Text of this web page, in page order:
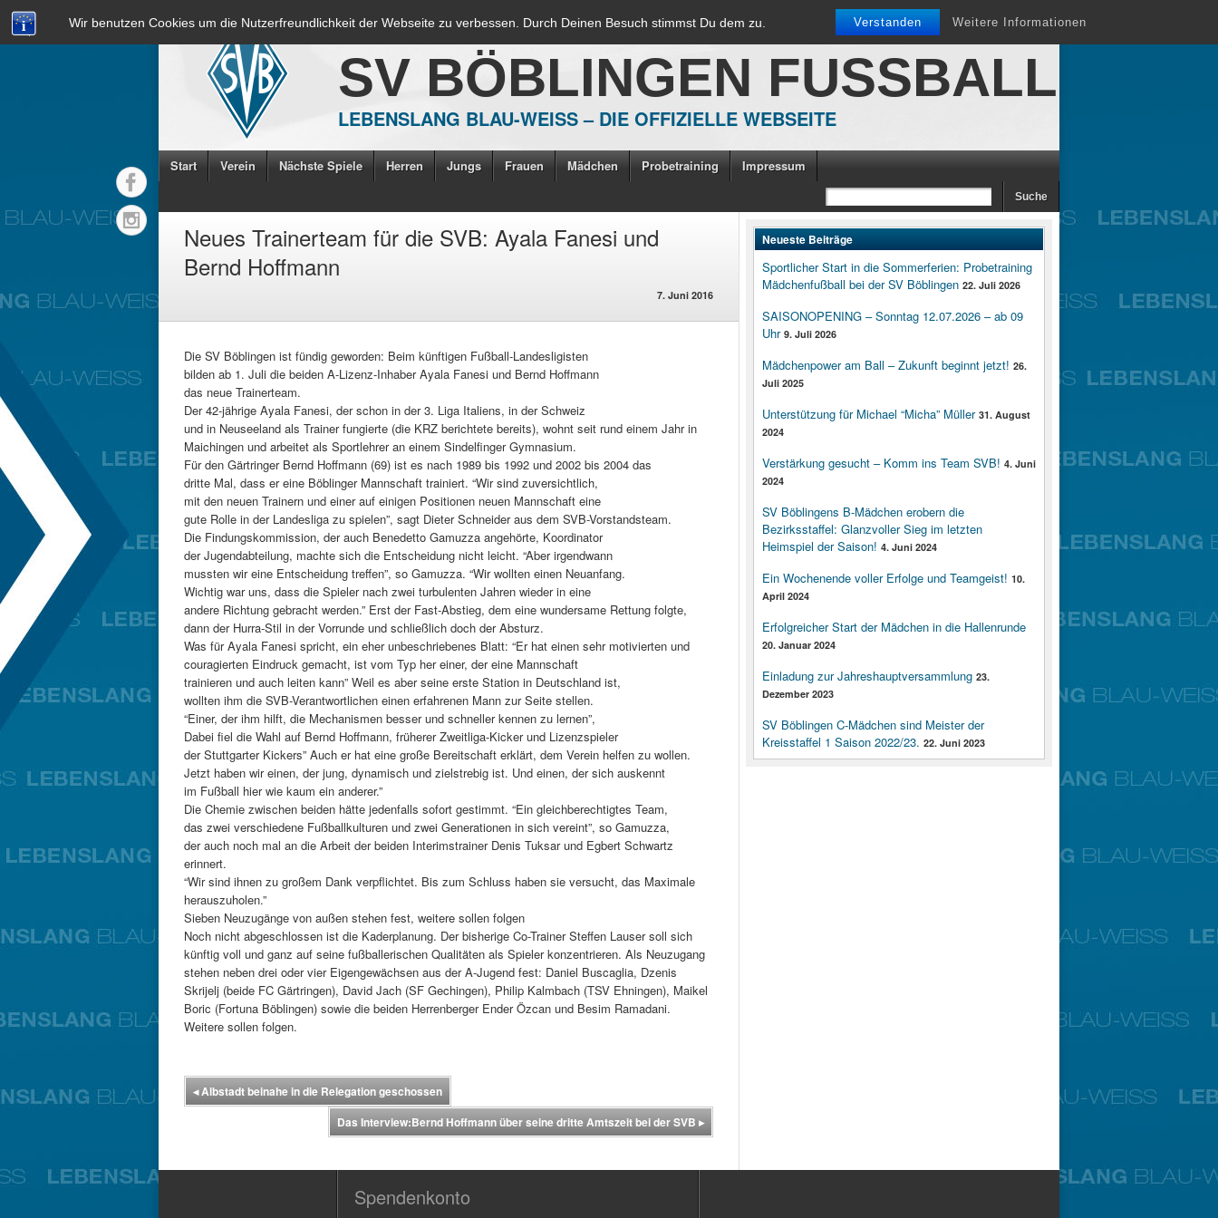
Wir benutzen Cookies um die Nutzerfreundlichkeit der Webseite zu verbessen. Durch Deinen Besuch stimmst Du dem zu. Verstanden Weitere Informationen
SV BÖBLINGEN FUSSBALL
LEBENSLANG BLAU-WEISS – DIE OFFIZIELLE WEBSEITE
Start Verein Nächste Spiele Herren Jungs Frauen Mädchen Probetraining Impressum
Neues Trainerteam für die SVB: Ayala Fanesi und
Bernd Hoffmann
7. Juni 2016
Die SV Böblingen ist fündig geworden: Beim künftigen Fußball-Landesligisten
bilden ab 1. Juli die beiden A-Lizenz-Inhaber Ayala Fanesi und Bernd Hoffmann
das neue Trainerteam.
Der 42-jährige Ayala Fanesi, der schon in der 3. Liga Italiens, in der Schweiz
und in Neuseeland als Trainer fungierte (die KRZ berichtete bereits), wohnt seit rund einem Jahr in
Maichingen und arbeitet als Sportlehrer an einem Sindelfinger Gymnasium.
Für den Gärtringer Bernd Hoffmann (69) ist es nach 1989 bis 1992 und 2002 bis 2004 das
dritte Mal, dass er eine Böblinger Mannschaft trainiert. “Wir sind zuversichtlich,
mit den neuen Trainern und einer auf einigen Positionen neuen Mannschaft eine
gute Rolle in der Landesliga zu spielen”, sagt Dieter Schneider aus dem SVB-Vorstandsteam.
Die Findungskommission, der auch Benedetto Gamuzza angehörte, Koordinator
der Jugendabteilung, machte sich die Entscheidung nicht leicht. “Aber irgendwann
mussten wir eine Entscheidung treffen”, so Gamuzza. “Wir wollten einen Neuanfang.
Wichtig war uns, dass die Spieler nach zwei turbulenten Jahren wieder in eine
andere Richtung gebracht werden.” Erst der Fast-Abstieg, dem eine wundersame Rettung folgte,
dann der Hurra-Stil in der Vorrunde und schließlich doch der Absturz.
Was für Ayala Fanesi spricht, ein eher unbeschriebenes Blatt: “Er hat einen sehr motivierten und
couragierten Eindruck gemacht, ist vom Typ her einer, der eine Mannschaft
trainieren und auch leiten kann” Weil es aber seine erste Station in Deutschland ist,
wollten ihm die SVB-Verantwortlichen einen erfahrenen Mann zur Seite stellen.
“Einer, der ihm hilft, die Mechanismen besser und schneller kennen zu lernen”,
Dabei fiel die Wahl auf Bernd Hoffmann, früherer Zweitliga-Kicker und Lizenzspieler
der Stuttgarter Kickers” Auch er hat eine große Bereitschaft erklärt, dem Verein helfen zu wollen.
Jetzt haben wir einen, der jung, dynamisch und zielstrebig ist. Und einen, der sich auskennt
im Fußball hier wie kaum ein anderer.”
Die Chemie zwischen beiden hätte jedenfalls sofort gestimmt. “Ein gleichberechtigtes Team,
das zwei verschiedene Fußballkulturen und zwei Generationen in sich vereint”, so Gamuzza,
der auch noch mal an die Arbeit der beiden Interimstrainer Denis Tuksar und Egbert Schwartz
erinnert.
“Wir sind ihnen zu großem Dank verpflichtet. Bis zum Schluss haben sie versucht, das Maximale
herauszuholen.”
Sieben Neuzugänge von außen stehen fest, weitere sollen folgen
Noch nicht abgeschlossen ist die Kaderplanung. Der bisherige Co-Trainer Steffen Lauser soll sich
künftig voll und ganz auf seine fußballerischen Qualitäten als Spieler konzentrieren. Als Neuzugang
stehen neben drei oder vier Eigengewächsen aus der A-Jugend fest: Daniel Buscaglia, Dzenis
Skrijelj (beide FC Gärtringen), David Jach (SF Gechingen), Philip Kalmbach (TSV Ehningen), Maikel
Boric (Fortuna Böblingen) sowie die beiden Herrenberger Ender Özcan und Besim Ramadani.
Weitere sollen folgen.
◂Albstadt beinahe in die Relegation geschossen
Das Interview:Bernd Hoffmann über seine dritte Amtszeit bei der SVB ▸
Neueste Beiträge
Sportlicher Start in die Sommerferien: Probetraining
Mädchenfußball bei der SV Böblingen 22. Juli 2026
SAISONOPENING – Sonntag 12.07.2026 – ab 09
Uhr 9. Juli 2026
Mädchenpower am Ball – Zukunft beginnt jetzt! 26.
Juli 2025
Unterstützung für Michael “Micha” Müller 31. August
2024
Verstärkung gesucht – Komm ins Team SVB! 4. Juni
2024
SV Böblingens B-Mädchen erobern die
Bezirksstaffel: Glanzvoller Sieg im letzten
Heimspiel der Saison! 4. Juni 2024
Ein Wochenende voller Erfolge und Teamgeist! 10.
April 2024
Erfolgreicher Start der Mädchen in die Hallenrunde
20. Januar 2024
Einladung zur Jahreshauptversammlung 23.
Dezember 2023
SV Böblingen C-Mädchen sind Meister der
Kreisstaffel 1 Saison 2022/23. 22. Juni 2023
Spendenkonto